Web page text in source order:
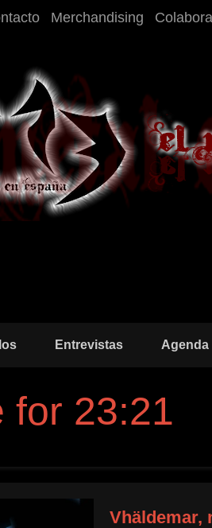
Merchandising
Entrevistas Agenda
for 23:21
Vhäldemar,